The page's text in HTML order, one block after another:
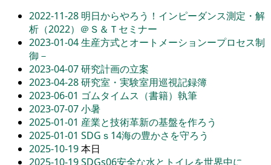
2022-11-28 明日からやろう！インピーダンス測定・解
析（2022）＠Ｓ＆Ｔセミナー
2023-01-04生産方式とオートメーションープロセス制
御－
2023-04-07研究計画の立案
2023-04-28研究室・実験室用巡視記録簿
2023-06-01 ゴムタイムス（書籍）執筆
2023-07-07小暑
2025-01-01 産業と技術革新の基盤を作ろう
2025-01-01 SDGｓ14海の豊かさを守ろう
2025-10-19本日
2025-10-19SDGs06安全な水とトイレを世界中に